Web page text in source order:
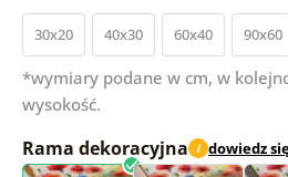
30x20 40x30 60x40 90x60
*wymiary podane w cm, w
wysokość.
Rama dekoracyjna i dowiedz